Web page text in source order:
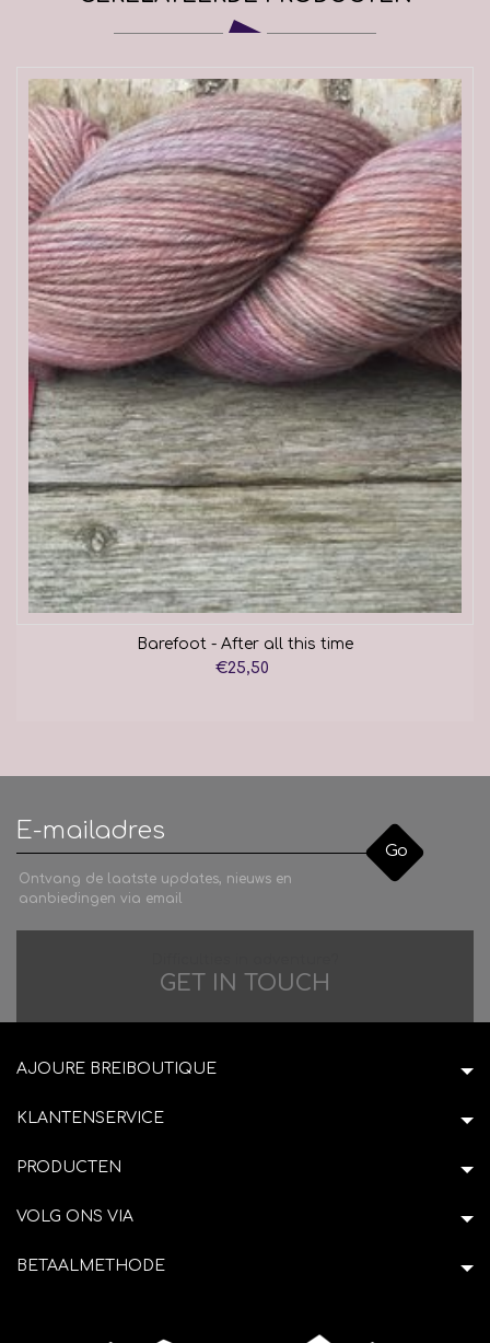
Barefoot - After all this time
€25,50
Go
Ontvang de laatste updates, nieuws en
aanbiedingen via email
GET IN TOUCH
AJOURE BREIBOUTIQUE
KLANTENSERVICE
PRODUCTEN
VOLG ONS VIA
BETAALMETHODE